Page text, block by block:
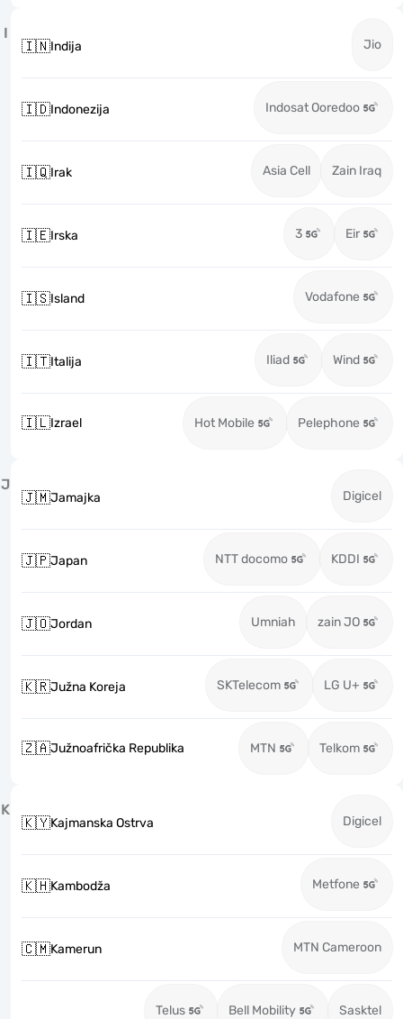
I
🇮🇳Indija Jio
🇮🇩Indonezija Indosat Ooredoo
🇮🇶Irak Asia Cell Zain Iraq
🇮🇪Irska 3 Eir
🇮🇸Island Vodafone
🇮🇹Italija Iliad Wind
🇮🇱Izrael Hot Mobile Pelephone
J
🇯🇲Jamajka Digicel
🇯🇵Japan NTT docomo KDDI
🇯🇴Jordan Umniah zain JO
🇰🇷Južna Koreja SKTelecom LG U+
🇿🇦Južnoafrička Republika MTN Telkom
K
🇰🇾Kajmanska Ostrva Digicel
🇰🇭Kambodža Metfone
🇨🇲Kamerun MTN Cameroon
Telus Bell Mobility Sasktel